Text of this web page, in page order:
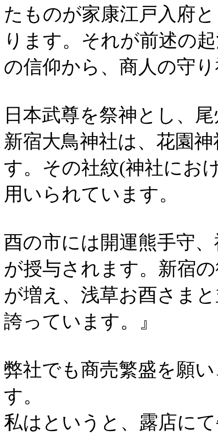
たものが家康江戸入府
ります。それが前述の
の信仰から、商人の守
日本武尊を祭神とし、
新宿大鳥神社は、花園
す。その社紋(神社にお
用いられています。
酉の市には開運熊手守
が授与されます。新宿
が増え、浅草お酉さま
誇っています。』
弊社でも商売繁盛を願
す。
私はというと、露店に